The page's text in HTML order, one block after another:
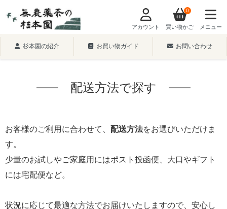
アカウント 買い物かご
0
メニュー
杉本園の紹介 お買い物ガイド お問い合わせ
配送方法で探す
お客様のご利用に合わせて、 配送方法をお選びいただけま
す。
少量のお試しやご家庭用にはポスト投函便、大口やギフト
には宅配便など。
状況に応じて最適な方法でお届けいたしますので、安心し